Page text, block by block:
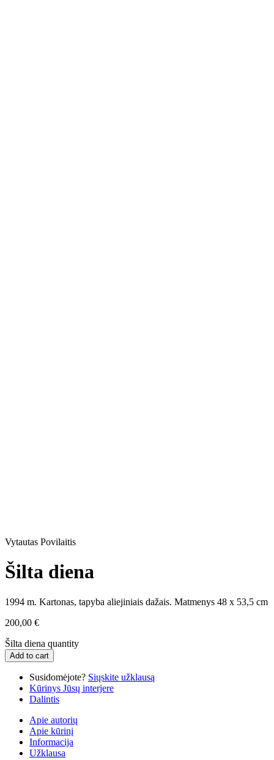
Vytautas Povilaitis
Šilta diena
1994 m. Kartonas, tapyba aliejiniais dažais. Matmenys 48 x 53,5 cm
200,00 €
Šilta diena quantity
Add to cart
Susidomėjote? Siųskite užklausą
Kūrinys Jūsų interjere
Dalintis
Apie autorių
Apie kūrinį
Informacija
Užklausa